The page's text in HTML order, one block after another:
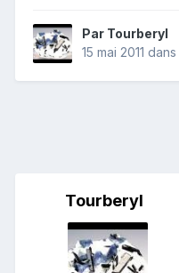
Par Tourberyl
15 mai 2011 dans
Tourberyl